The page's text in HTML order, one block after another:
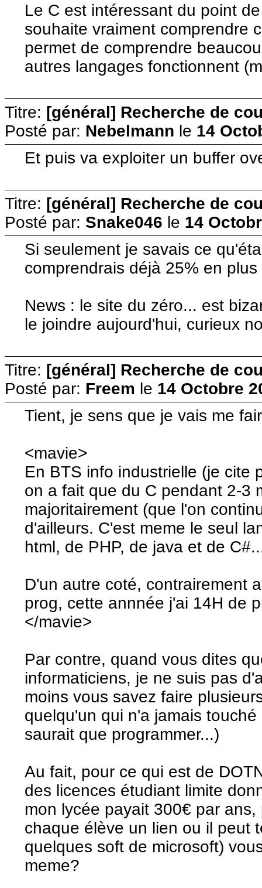
Le C est intéressant du point
souhaite vraiment comprendre
permet de comprendre
autres langages fonctionnent
Titre: [général] Recherche de
Posté par: Nebelmann le 14
Et puis va exploiter un buffer
Titre: [général] Recherche de
Posté par: Snake046 le 14
Si seulement je savais ce
comprendrais déjà 25% en
News : le site du zéro... est
le joindre aujourd'hui, curieux
Titre: [général] Recherche de
Posté par: Freem le 14 Octobre
Tient, je sens que je vais me
<mavie>
En BTS info industrielle (je cite
on a fait que du C pendant 2-3
majoritairement (que l'on
d'ailleurs. C'est meme le seul
html, de PHP, de java et de
D'un autre coté, contrairement
prog, cette annnée j'ai 14H de
</mavie>
Par contre, quand vous dites
informaticiens, je ne suis pas
moins vous savez faire
quelqu'un qui n'a jamais
saurait que programmer...)
Au fait, pour ce qui est de
des licences étudiant limite
mon lycée payait 300€ par
chaque élève un lien ou il peut
quelques soft de microsoft)
meme?